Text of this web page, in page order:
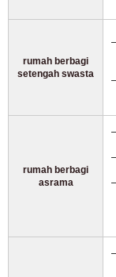
rumah berbagi
setengah swasta
rumah berbagi
asrama